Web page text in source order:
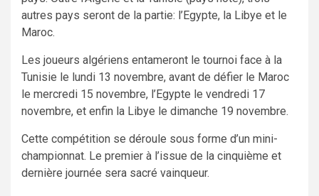
autres pays seront de la partie: l’Egypte, la Libye et le
Maroc.
Les joueurs algériens entameront le tournoi face à la
Tunisie le lundi 13 novembre, avant de défier le Maroc
le mercredi 15 novembre, l’Egypte le vendredi 17
novembre, et enfin la Libye le dimanche 19 novembre.
Cette compétition se déroule sous forme d’un mini-
championnat. Le premier à l’issue de la cinquième et
dernière journée sera sacré vainqueur.